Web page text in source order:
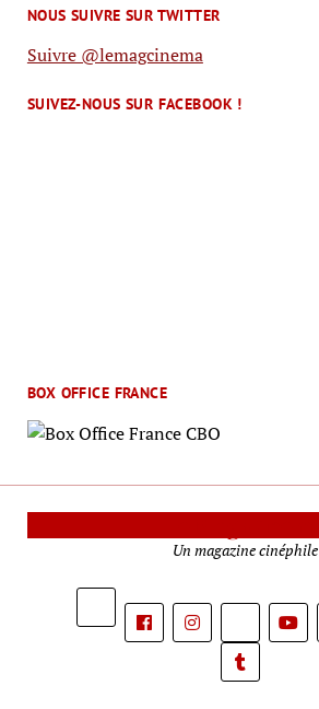
NOUS SUIVRE SUR TWITTER
Suivre @lemagcinema
SUIVEZ-NOUS SUR FACEBOOK !
BOX OFFICE FRANCE
Un magazine cinéphile